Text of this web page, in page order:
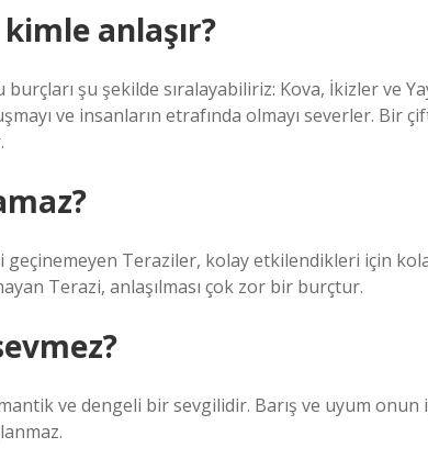
anlaşır?
şu şekilde sıralayabiliriz: Kova, İkizler ve
ve insanların etrafında olmayı severler. Bir
geçinemeyen Teraziler, kolay etkilendikleri için
Terazi, anlaşılması çok zor bir burçtur.
ve dengeli bir sevgilidir. Barış ve uyum onun